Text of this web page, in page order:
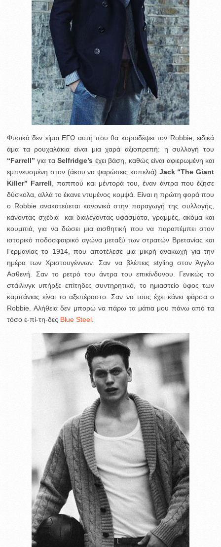
Φυσικά δεν είμαι ΕΓΩ αυτή που θα κοροϊδέψει τον Robbie, ειδικά
άμα τα ρουχαλάκια είναι μια χαρά αξιοπρεπή: η συλλογή του
“Farrell” για ταSelfridge’s έχει βάση, καθώς είναι αφιερωμένη και
εμπνευσμένη στον (άκου να ψαρώσεις κοπελιά) Jack “The Giant
Killer” Farrell , παππού και μέντορά του, έναν άντρα που έζησε
δύσκολα, αλλά το έκανε ντυμένος κομψά. Είναι η πρώτη φορά που
ο Robbie ανακατεύεται κανονικά στην παραγωγή της συλλογής,
κάνοντας σχέδια και διαλέγοντας υφάσματα, γραμμές, ακόμα και
κουμπιά, για να δώσει μια αισθητική που να παραπέμπει στον
ιστορικό ποδοσφαιρικό αγώνα μεταξύ των στρατών Βρετανίας και
Γερμανίας το 1914, που αποτέλεσε μια μικρή ανακωχή για την
ημέρα των Χριστουγέννων. Σαν να βλέπεις styling στον Άγγλο
Ασθενή. Σαν το ρετρό του άντρα του επικίνδυνου. Γενικώς το
στάιλινγκ υπήρξε επίτηδες συντηρητικό, το ημιαστείο ύφος των
καμπάνιας είναι το αξεπέραστο. Σαν να τους έχει κάνει φάρσα ο
Robbie. Αλήθεια δεν μπορώ να πάρω τα μάτια μου πάνω από τα
τόσο ε-πί-τη-δες Blue Steel